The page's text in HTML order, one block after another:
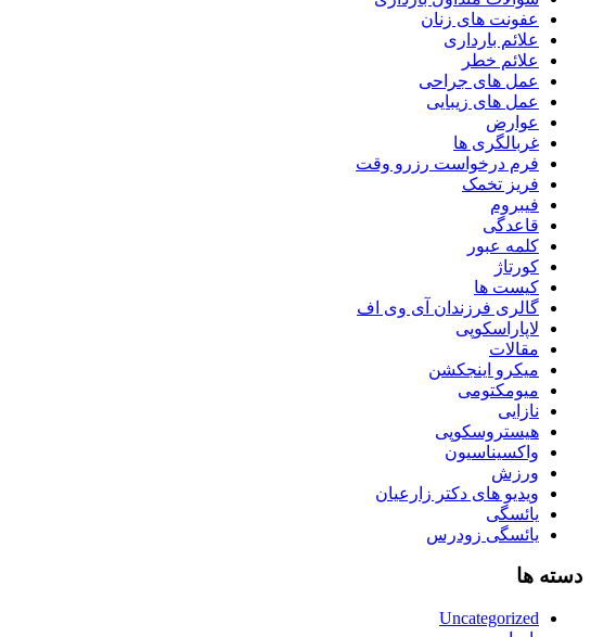
عفونت های زنان
علائم بارداری
علائم خطر
عمل های جراحی
عمل های زیبایی
عوارض
غربالگری ها
فرم درخواست رزرو وقت
فریز تخمک
فیبروم
قاعدگی
کلمه عبور
کورتاژ
کیست ها
گالری فرزندان آی وی اف
لاپاراسکوپی
مقالات
میکرو اینجکشن
میومکتومی
نازایی
هیستروسکوپی
واکسیناسیون
ورزش
ویدیو های دکتر زارعیان
یائسگی
یائسگی زودرس
دسته ها
Uncategorized